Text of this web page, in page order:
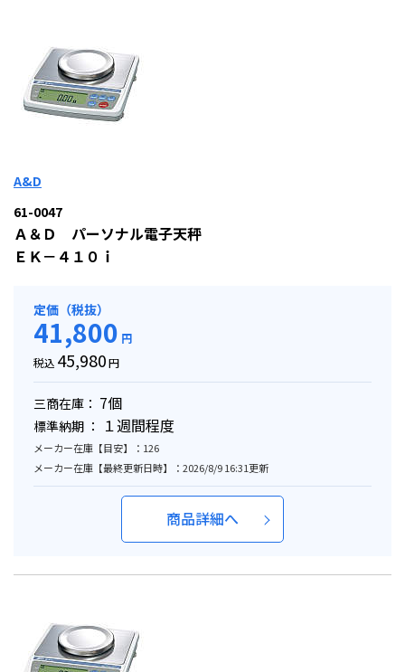
A&D
61-0047
Ａ＆Ｄ パーソナル電子天秤
ＥＫ－４１０ｉ
定価（税抜）
41,800 円
税込 45,980円
三商在庫： 7個
標準納期 ： １週間程度
メーカー在庫【目安】：126
メーカー在庫【最終更新日時】：2026/8/9 16:31更新
商品詳細へ